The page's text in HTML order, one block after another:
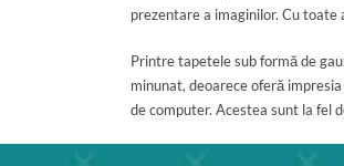
prezentare a imaginilor. Cu
Printre tapetele sub formă de
minunat, deoarece oferă
de computer. Acestea sunt la fel